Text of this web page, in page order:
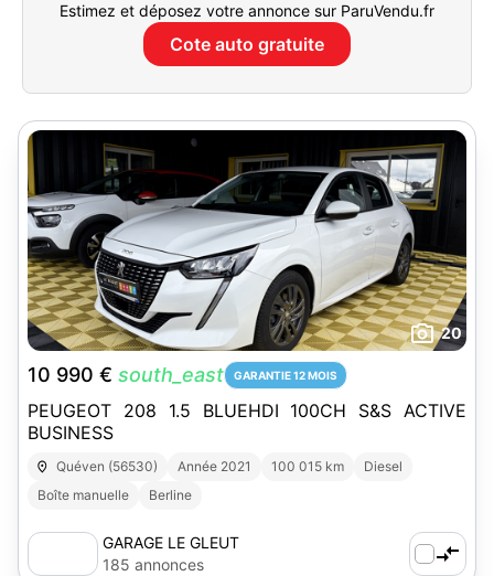
Estimez et déposez votre annonce sur ParuVendu.fr
Cote auto gratuite
20
10 990 € south_east GARANTIE 12 MOIS
PEUGEOT 208 1.5 BLUEHDI 100CH S&S ACTIVE
BUSINESS
Quéven (56530) Année 2021 100 015 km
Diesel
Boîte manuelle
Berline
GARAGE LE GLEUT
185 annonces